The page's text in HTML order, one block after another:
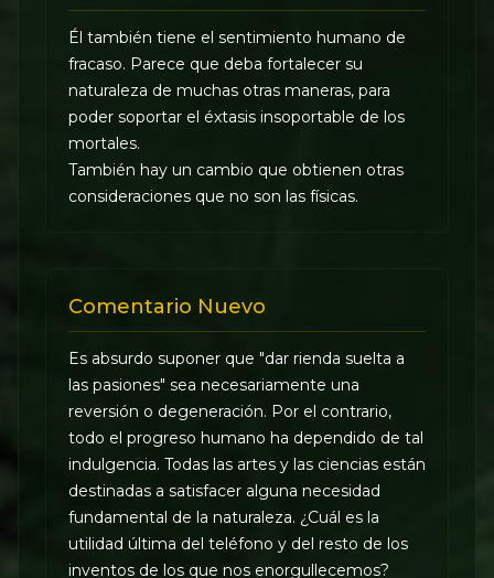
Él también tiene el sentimiento humano de
fracaso. Parece que deba fortalecer su
naturaleza de muchas otras maneras, para
poder soportar el éxtasis insoportable de los
mortales.
También hay un cambio que obtienen otras
consideraciones que no son las físicas.
Comentario Nuevo
Es absurdo suponer que "dar rienda suelta a
las pasiones" sea necesariamente una
reversión o degeneración. Por el contrario,
todo el progreso humano ha dependido de tal
indulgencia. Todas las artes y las ciencias están
destinadas a satisfacer alguna necesidad
fundamental de la naturaleza. ¿Cuál es la
utilidad última del teléfono y del resto de los
inventos de los que nos enorgullecemos?